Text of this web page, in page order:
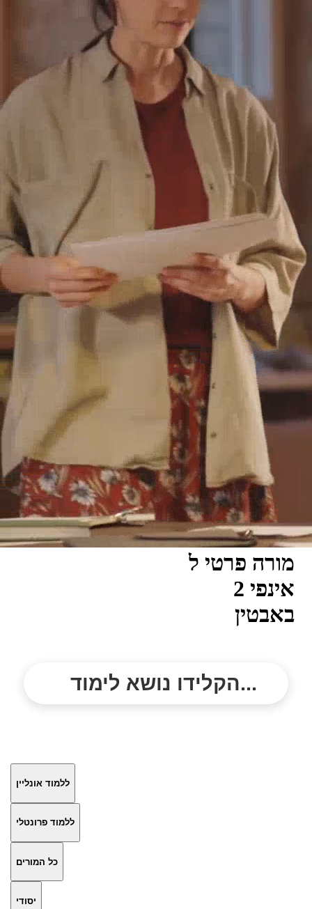
מורה פרטי ל
אינפי 2
באבטין
הקלידו נושא לימוד...
ללמוד אונליין
ללמוד פרונטלי
כל המורים
יסודי